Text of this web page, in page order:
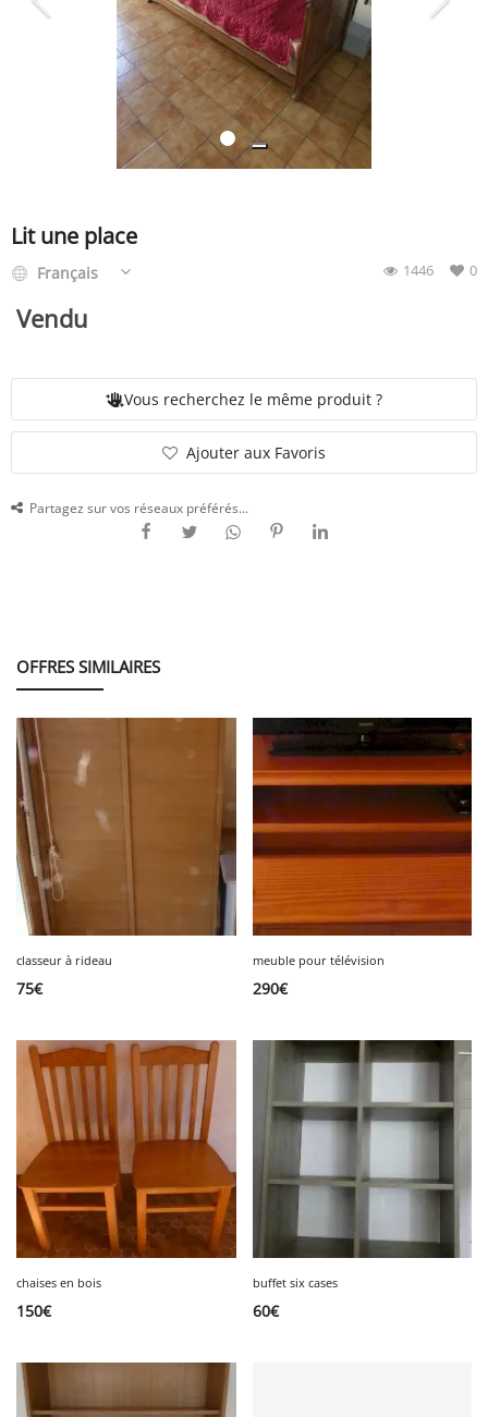
BILLET & COVOIT'
Français
Lit une place
0
1446
Français
Vendu
Vous recherchez le même produit ?
Ajouter aux Favoris
Partagez sur vos réseaux préférés...
OFFRES SIMILAIRES
classeur à rideau
75€
meuble pour télévision
290€
chaises en bois
150€
buffet six cases
60€